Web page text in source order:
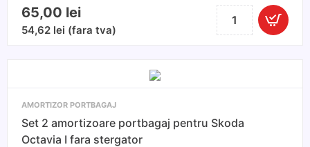
65,00 lei
54,62 lei (fara tva)
Cantitate
Amortizor
1995-
AMORTIZOR PORTBAGAJ
Set 2 amortizoare portbagaj pentru Skoda
Octavia I fara stergator